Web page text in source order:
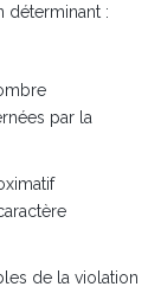
déterminant :
par la
de la violation